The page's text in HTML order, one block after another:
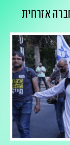
אזרחית